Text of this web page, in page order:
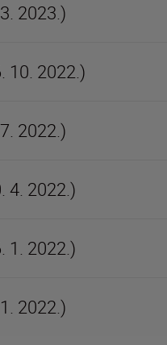
2023.)
10. 2022.)
2022.)
4. 2022.)
1. 2022.)
2022.)